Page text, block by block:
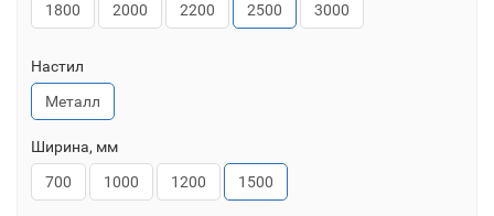
1800
2000 2200 2500 3000
Настил
Металл
Ширина, мм
700
1000 1200 1500